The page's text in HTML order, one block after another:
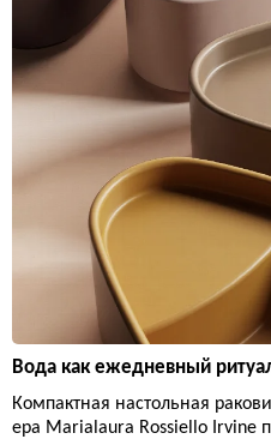
Вода как ежедневный
Компактная настольная
ера Marialaura Rossiello Irvine